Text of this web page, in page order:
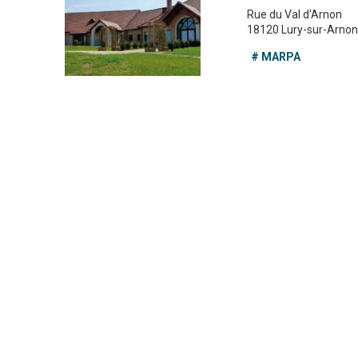
Rue du Val d'Arnon
18120 Lury-sur-Arnon
# MARPA